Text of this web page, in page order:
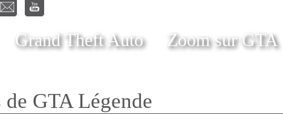
Grand Theft Auto Zoom sur GTA
de GTA Légende